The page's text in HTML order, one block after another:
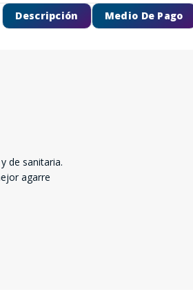
Descripción Medio De Pago
de sanitaria.
agarre